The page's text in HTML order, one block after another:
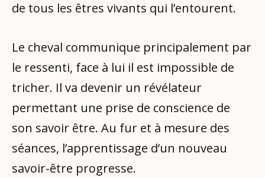
de tous les êtres vivants qui l’entourent.
Le cheval communique principalement par
le ressenti, face à lui il est impossible de
tricher. Il va devenir un révélateur
permettant une prise de conscience de
son savoir être. Au fur et à mesure des
séances, l’apprentissage d’un nouveau
savoir-être progresse.